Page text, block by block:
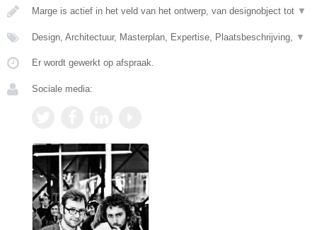
Marge is actief in het veld van het ontwerp, van designobject tot ▼
Design, Architectuur, Masterplan, Expertise, Plaatsbeschrijving, ▼
Er wordt gewerkt op afspraak.
Sociale media: